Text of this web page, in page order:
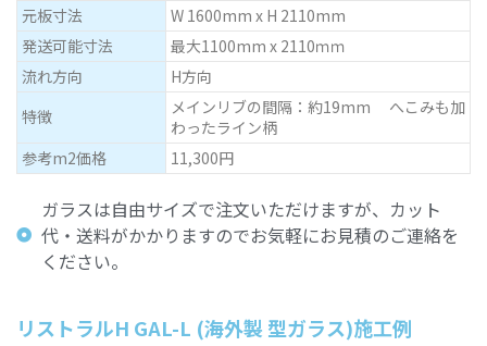
元板寸法
W 1600mm x H 2110mm
発送可能寸法
最大1100mm x 2110ｍｍ
流れ方向
H方向
特徴
メインリブの間隔：約19mm へこみも加
わったライン柄
参考m2価格
11,300円
ガラスは自由サイズで注文いただけますが、カット
代・送料がかかりますのでお気軽にお見積のご連絡を
ください。
リストラルH GAL-L (海外製 型ガラス)施工例